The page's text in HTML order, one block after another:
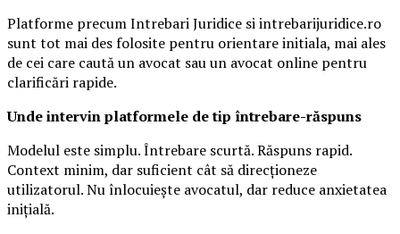
Platforme precum Intrebari Juridice si intrebarijuridice.ro
sunt tot mai des folosite pentru orientare initiala, mai ales
de cei care caută un avocat sau un avocat online pentru
clarificări rapide.
Unde intervin platformele de tip întrebare-răspuns
Modelul este simplu. Întrebare scurtă. Răspuns rapid.
Context minim, dar suficient cât să direcționeze
utilizatorul. Nu înlocuiește avocatul, dar reduce anxietatea
inițială.